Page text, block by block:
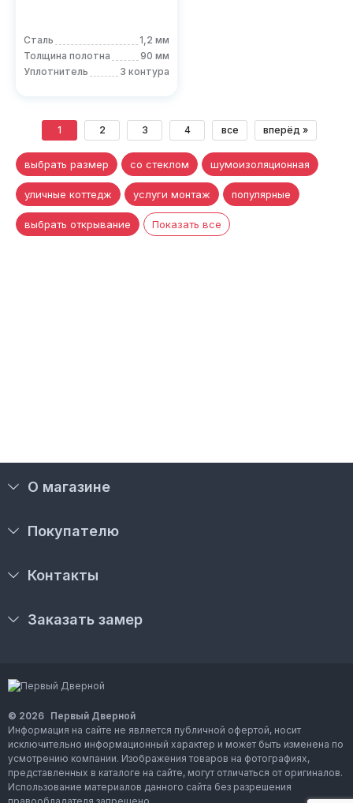
Сталь
1,2 мм
Толщина полотна
90 мм
Уплотнитель
3 контура
1 2 3 4 все вперёд »
выбрать размер со стеклом шумоизоляционная
уличные коттедж услуги монтаж популярные
выбрать открывание Показать все
О магазине
Покупателю
Контакты
Заказать замер
© 2026 Первый Дверной
Информация на сайте не является публичной офертой, носит
исключительно информационный характер и может быть изменена по
усмотрению компании. Изображения товаров на фотографиях,
представленных в каталоге на сайте, могут отличаться от оригиналов.
Использование материалов данного сайта без разрешения